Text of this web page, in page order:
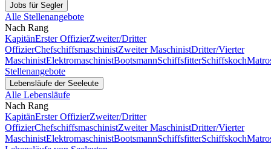
Jobs für Segler
Alle Stellenangebote
Nach Rang
KapitänErster OffizierZweiter/Dritter
OffizierChefschiffsmaschinistZweiter MaschinistDritter/Vierter
MaschinistElektromaschinistBootsmannSchiffsfitterSchiffskoch
Stellenangebote
Lebensläufe der Seeleute
Alle Lebensläufe
Nach Rang
KapitänErster OffizierZweiter/Dritter
OffizierChefschiffsmaschinistZweiter MaschinistDritter/Vierter
MaschinistElektromaschinistBootsmannSchiffsfitterSchiffskoch